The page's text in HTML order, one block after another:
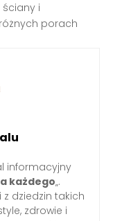
i
porach
informacyjny
każdego„.
dziedzin takich
zdrowie i